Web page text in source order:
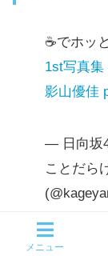
☕️でホッ
1st写真集
影山優佳
— 日向坂
ことだら
メニュー